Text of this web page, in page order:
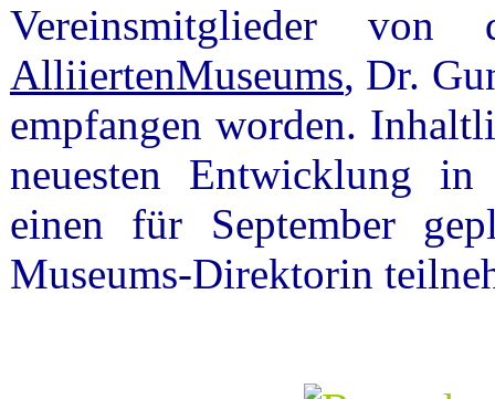
Vereinsmitglieder
AlliiertenMuseums, Dr.
empfangen worden.
neuesten Entwicklung in
einen für September
Museums-Direktorin